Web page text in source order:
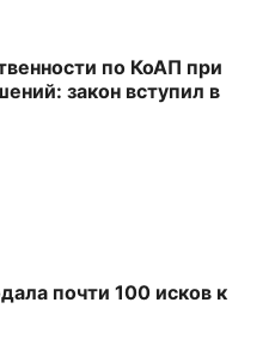
по КоАП при
закон вступил в
почти 100 исков к